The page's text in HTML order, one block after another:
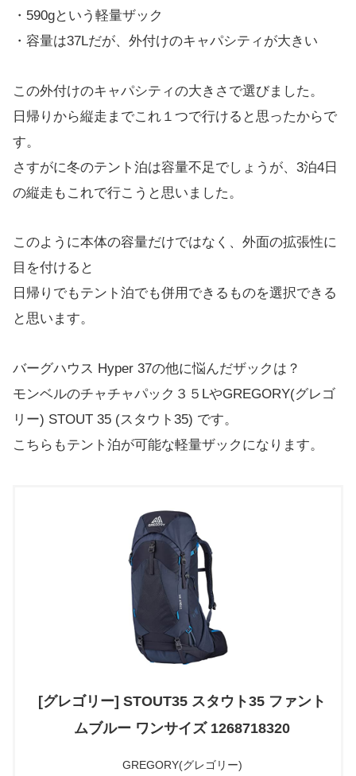
・590gという軽量ザック
・容量は37Lだが、外付けのキャパシティが大きい
この外付けのキャパシティの大きさで選びました。
日帰りから縦走までこれ１つで行けると思ったからで
す。
さすがに冬のテント泊は容量不足でしょうが、3泊4日
の縦走もこれで行こうと思いました。
このように本体の容量だけではなく、外面の拡張性に
目を付けると
日帰りでもテント泊でも併用できるものを選択できる
と思います。
バーグハウス Hyper 37の他に悩んだザックは？
モンベルのチャチャパック３５LやGREGORY(グレゴ
リー) STOUT 35 (スタウト35) です。
こちらもテント泊が可能な軽量ザックになります。
[グレゴリー] STOUT35 スタウト35 ファント
ムブルー ワンサイズ 1268718320
GREGORY(グレゴリー)